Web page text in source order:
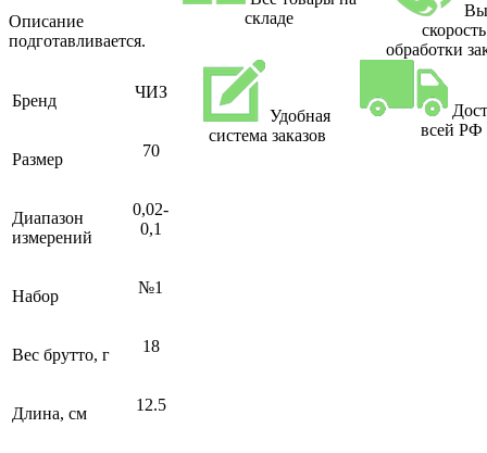
Описание
подготавливается.
Бренд ЧИЗ
Размер 70
Диапазон
измерений
0,02-
0,1
Набор №1
Вес брутто, г 18
Длина, см 12.5
складе
скорость
обработки
Удобная
система заказов
всей РФ